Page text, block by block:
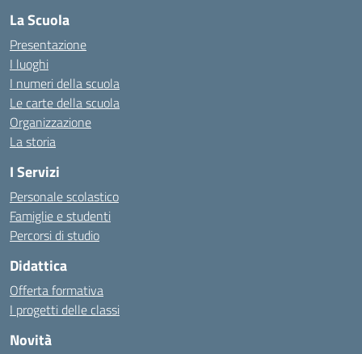
La Scuola
Presentazione
I luoghi
I numeri della scuola
Le carte della scuola
Organizzazione
La storia
I Servizi
Personale scolastico
Famiglie e studenti
Percorsi di studio
Didattica
Offerta formativa
I progetti delle classi
Novità